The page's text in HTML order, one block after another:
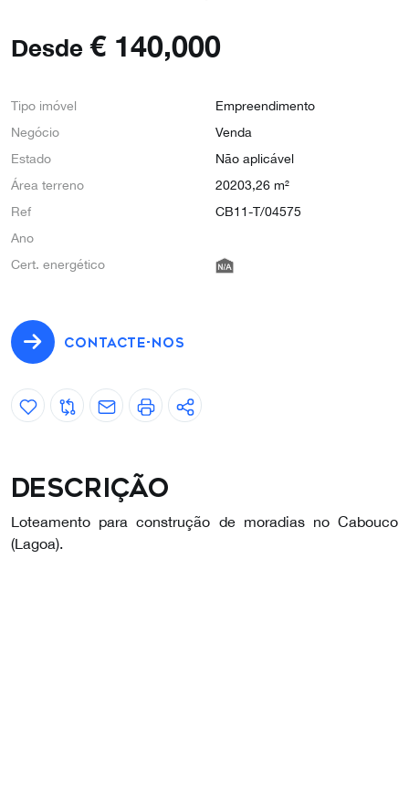
Desde € 140,000
Tipo imóvel
Empreendimento
Negócio
Venda
Estado
Não aplicável
Área terreno
20203,26 m²
Ref
CB11-T/04575
Ano
Cert. energético
CONTACTE-NOS
Descrição
Loteamento para construção de moradias no Cabouco
(Lagoa).